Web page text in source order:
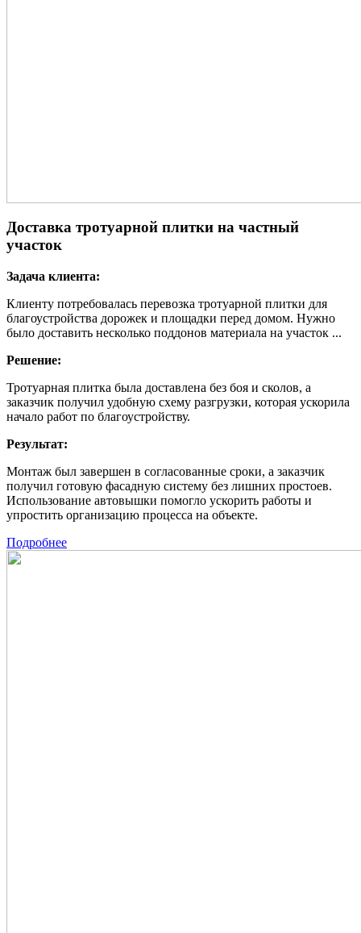
Доставка тротуарной плитки на частный
участок
Задача клиента:
Клиенту потребовалась перевозка тротуарной плитки для
благоустройства дорожек и площадки перед домом. Нужно
было доставить несколько поддонов материала на участок ...
Решение:
Тротуарная плитка была доставлена без боя и сколов, а
заказчик получил удобную схему разгрузки, которая ускорила
начало работ по благоустройству.
Результат:
Монтаж был завершен в согласованные сроки, а заказчик
получил готовую фасадную систему без лишних простоев.
Использование автовышки помогло ускорить работы и
упростить организацию процесса на объекте.
Подробнее